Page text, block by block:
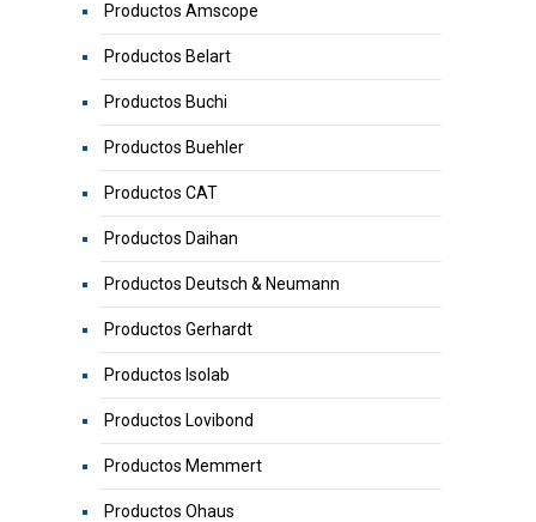
Productos Amscope
Productos Belart
Productos Buchi
Productos Buehler
Productos CAT
Productos Daihan
Productos Deutsch & Neumann
Productos Gerhardt
Productos Isolab
Productos Lovibond
Productos Memmert
Productos Ohaus